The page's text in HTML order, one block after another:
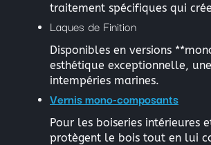
traitement spécifiques qui
Laques de Finition
Disponibles en versions
esthétique exceptionnelle,
intempéries marines.
Vernis mono-composants
Pour les boiseries intérieures
protègent le bois tout en lui